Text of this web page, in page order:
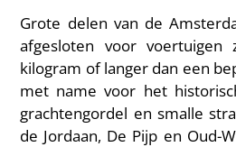
Grote delen van de
afgesloten voor voertuigen
kilogram of langer dan een
met name voor het
grachtengordel en smalle
de Jordaan, De Pijp en Oud-